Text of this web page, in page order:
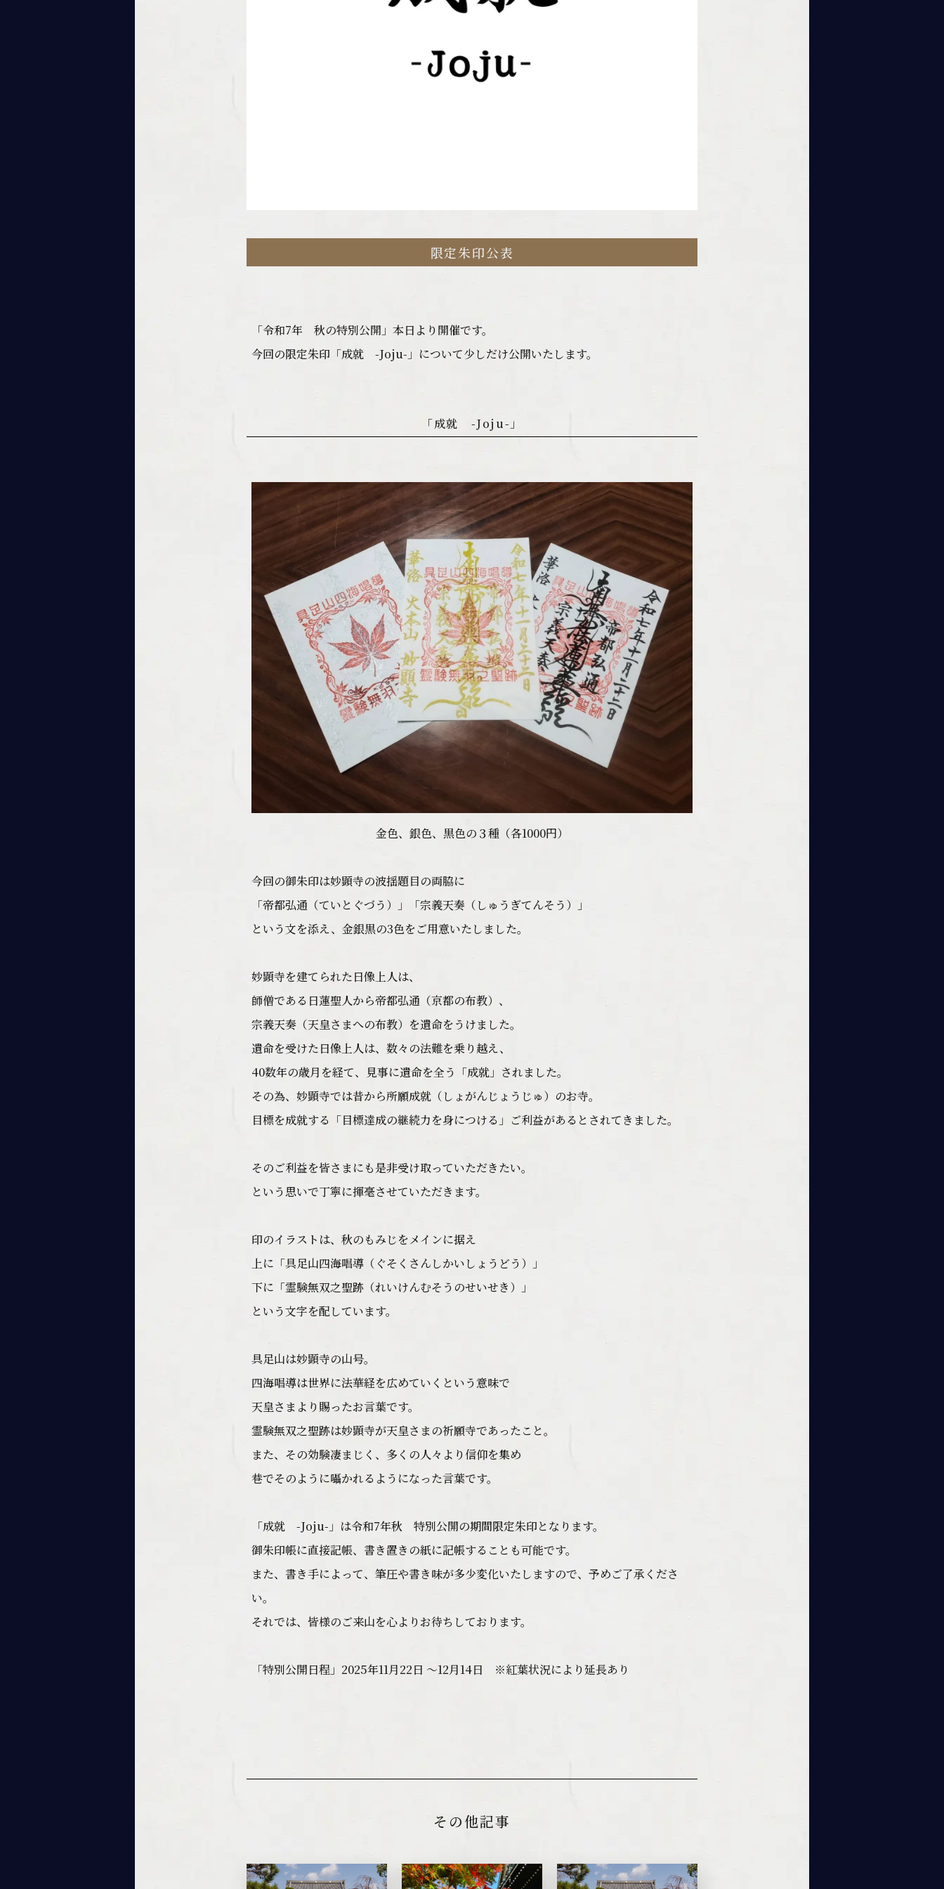
限定朱印公表
「令和7年 秋の特別公開」本日より開催です。
今回の限定朱印「成就 -Joju-」について少しだけ公開いたします。
「成就 -Joju-」
金色、銀色、黒色の３種（各1000円）
今回の御朱印は妙顕寺の波揺題目の両脇に
「帝都弘通（ていとぐづう）」「宗義天奏（しゅうぎてんそう）」
という文を添え、金銀黒の3色をご用意いたしました。
妙顕寺を建てられた日像上人は、
師僧である日蓮聖人から帝都弘通（京都の布教）、
宗義天奏（天皇さまへの布教）を遺命をうけました。
遺命を受けた日像上人は、数々の法難を乗り越え、
40数年の歳月を経て、見事に遺命を全う「成就」されました。
その為、妙顕寺では昔から所願成就（しょがんじょうじゅ）のお寺。
目標を成就する「目標達成の継続力を身につける」ご利益があるとされてきました。
そのご利益を皆さまにも是非受け取っていただきたい。
という思いで丁寧に揮毫させていただきます。
印のイラストは、秋のもみじをメインに据え
上に「具足山四海唱導（ぐそくさんしかいしょうどう）」
下に「霊験無双之聖跡（れいけんむそうのせいせき）」
という文字を配しています。
具足山は妙顕寺の山号。
四海唱導は世界に法華経を広めていくという意味で
天皇さまより賜ったお言葉です。
霊験無双之聖跡は妙顕寺が天皇さまの祈願寺であったこと。
また、その効験凄まじく、多くの人々より信仰を集め
巷でそのように囁かれるようになった言葉です。
「成就 -Joju-」は令和7年秋 特別公開の期間限定朱印となります。
御朱印帳に直接記帳、書き置きの紙に記帳することも可能です。
また、書き手によって、筆圧や書き味が多少変化いたしますので、予めご了承くださ
い。
それでは、皆様のご来山を心よりお待ちしております。
「特別公開日程」2025年11月22日 ～12月14日 ※紅葉状況により延長あり
その他記事